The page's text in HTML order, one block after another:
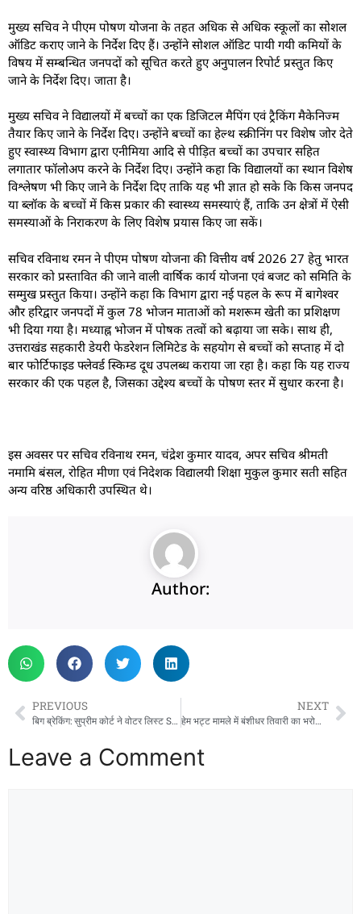
मुख्य सचिव ने पीएम पोषण योजना के तहत अधिक से अधिक स्कूलों का सोशल
ऑडिट कराए जाने के निर्देश दिए हैं। उन्होंने सोशल ऑडिट पायी गयी कमियों के
विषय में सम्बन्धित जनपदों को सूचित करते हुए अनुपालन रिपोर्ट प्रस्तुत किए
जाने के निर्देश दिए। जाता है।
मुख्य सचिव ने विद्यालयों में बच्चों का एक डिजिटल मैपिंग एवं ट्रैकिंग मैकेनिज्म
तैयार किए जाने के निर्देश दिए। उन्होंने बच्चों का हेल्थ स्क्रीनिंग पर विशेष जोर देते
हुए स्वास्थ्य विभाग द्वारा एनीमिया आदि से पीड़ित बच्चों का उपचार सहित
लगातार फॉलोअप करने के निर्देश दिए। उन्होंने कहा कि विद्यालयों का स्थान विशेष
विश्लेषण भी किए जाने के निर्देश दिए ताकि यह भी ज्ञात हो सके कि किस जनपद
या ब्लॉक के बच्चों में किस प्रकार की स्वास्थ्य समस्याएं हैं, ताकि उन क्षेत्रों में ऐसी
समस्याओं के निराकरण के लिए विशेष प्रयास किए जा सकें।
सचिव रविनाथ रमन ने पीएम पोषण योजना की वित्तीय वर्ष 2026 27 हेतु भारत
सरकार को प्रस्तावित की जाने वाली वार्षिक कार्य योजना एवं बजट को समिति के
सम्मुख प्रस्तुत किया। उन्होंने कहा कि विभाग द्वारा नई पहल के रूप में बागेश्वर
और हरिद्वार जनपदों में कुल 78 भोजन माताओं को मशरूम खेती का प्रशिक्षण
भी दिया गया है। मध्याह्न भोजन में पोषक तत्वों को बढ़ाया जा सके। साथ ही,
उत्तराखंड सहकारी डेयरी फेडरेशन लिमिटेड के सहयोग से बच्चों को सप्ताह में दो
बार फोर्टिफाइड फ्लेवर्ड स्किम्ड दूध उपलब्ध कराया जा रहा है। कहा कि यह राज्य
सरकार की एक पहल है, जिसका उद्देश्य बच्चों के पोषण स्तर में सुधार करना है।
इस अवसर पर सचिव रविनाथ रमन, चंद्रेश कुमार यादव, अपर सचिव श्रीमती
नमामि बंसल, रोहित मीणा एवं निदेशक विद्यालयी शिक्षा मुकुल कुमार सती सहित
अन्य वरिष्ठ अधिकारी उपस्थित थे।
Author:
PREVIOUS
बिग ब्रेकिंग: सुप्रीम कोर्ट ने वोटर लिस्ट SIR प्रक्रिया को दी मंजूरी, चुनाव आयोग की शक्तियां बरकरार
NEXT
हेम भट्ट मामले में बंशीधर तिवारी का भरोसा, पुलिस पर त्रिवेंद्र का हमला
Leave a Comment